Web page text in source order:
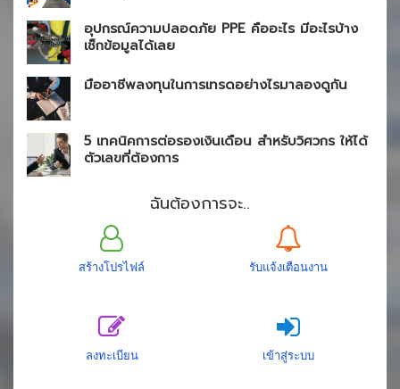
อุปกรณ์ความปลอดภัย PPE คืออะไร มีอะไรบ้าง
เช็กข้อมูลได้เลย
มืออาชีพลงทุนในการเทรดอย่างไรมาลองดูกัน
5 เทคนิคการต่อรองเงินเดือน สำหรับวิศวกร ให้ได้
ตัวเลขที่ต้องการ
ฉันต้องการจะ..
สร้างโปรไฟล์
ลงทะเบียน
รับแจ้งเตือนงาน
เข้าสู่ระบบ